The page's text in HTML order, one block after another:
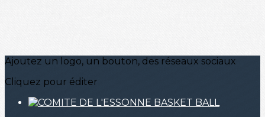
Ajoutez un logo, un bouton, des réseaux sociaux
Cliquez pour éditer